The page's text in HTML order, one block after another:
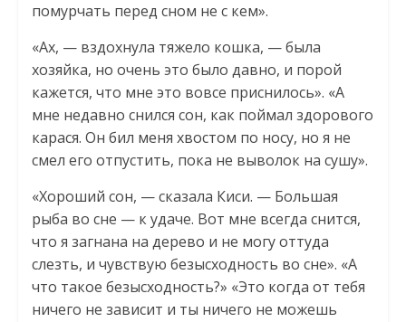
помурчать перед сном не с кем».
«Ах, — вздохнула тяжело кошка, — была
хозяйка, но очень это было давно, и порой
кажется, что мне это вовсе приснилось». «А
мне недавно снился сон, как поймал здорового
карася. Он бил меня хвостом по носу, но я не
смел его отпустить, пока не выволок на сушу».
«Хороший сон, — сказала Киси. — Большая
рыба во сне — к удаче. Вот мне всегда снится,
что я загнана на дерево и не могу оттуда
слезть, и чувствую безысходность во сне». «А
что такое безысходность?» «Это когда от тебя
ничего не зависит и ты ничего не можешь